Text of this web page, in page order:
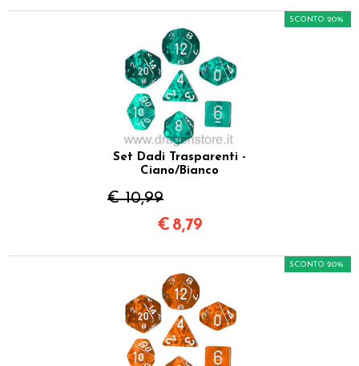
Set Dadi Trasparenti -
Ciano/Bianco
€ 10,99
SCONTO 20%
€ 8,79
SCONTO 20%